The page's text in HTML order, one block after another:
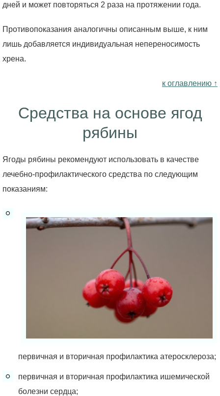
дней и может повторяться 2 раза на протяжении года.
Противопоказания аналогичны описанным выше, к ним
лишь добавляется индивидуальная непереносимость
хрена.
к оглавлению ↑
Средства на основе ягод
рябины
Ягоды рябины рекомендуют использовать в качестве
лечебно-профилактического средства по следующим
показаниям:
первичная и вторичная профилактика атеросклероза;
первичная и вторичная профилактика ишемической
болезни сердца;